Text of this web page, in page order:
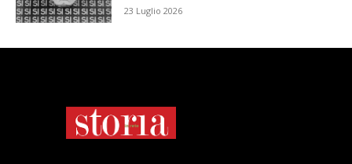
23 Luglio 2026